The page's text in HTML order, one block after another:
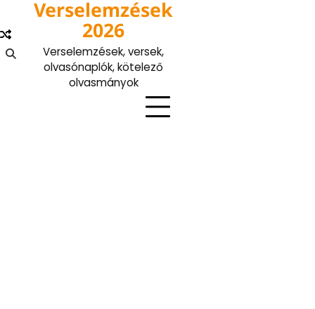
content
Verselemzések
2026
Verselemzések, versek,
olvasónaplók, kötelező
olvasmányok